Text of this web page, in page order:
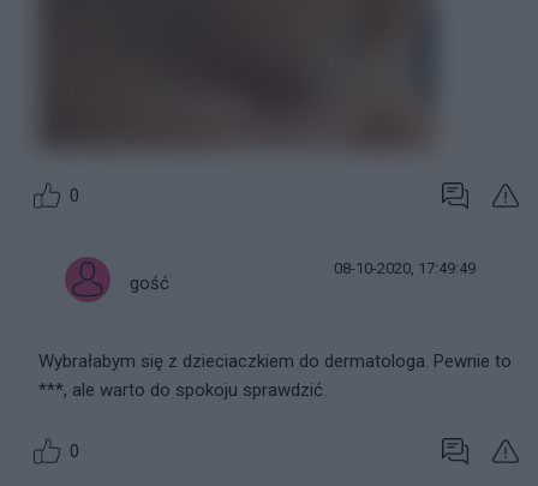
0
gość
08-10-2020, 17:49:49
Wybrałabym się z dzieciaczkiem do dermatologa. Pewnie to
***, ale warto do spokoju sprawdzić.
0